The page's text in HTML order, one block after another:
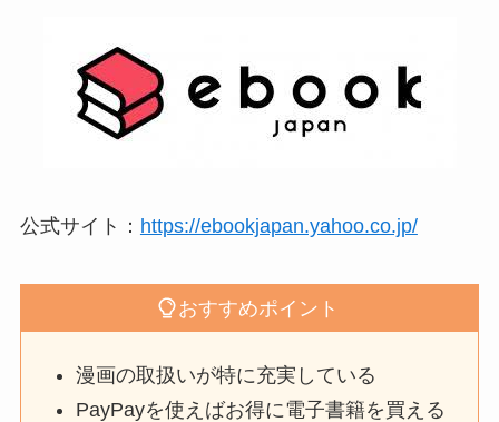
公式サイト： https://ebookjapan.yahoo.co.jp/
おすすめポイント
漫画の取扱いが特に充実している
PayPayを使えばお得に電子書籍を買える